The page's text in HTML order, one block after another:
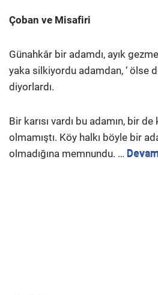
Çoban ve Misafiri
Günahkâr bir adamdı, ayık
yaka silkiyordu adamdan, ‘ ölse
diyorlardı.
Bir karısı vardı bu adamın, bir
olmamıştı. Köy halkı böyle bir
olmadığına memnundu. …